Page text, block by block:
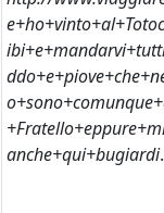
anche+qui+bugiardi.